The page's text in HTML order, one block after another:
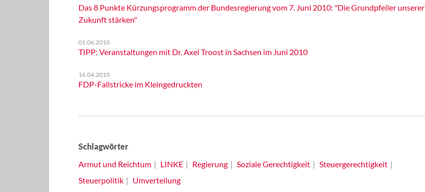
Das 8 Punkte Kürzungsprogramm der Bundesregierung vom 7. Juni 2010: "Die Grundpfeiler unserer
Zukunft stärken"
01.06.2010
TIPP: Veranstaltungen mit Dr. Axel Troost in Sachsen im Juni 2010
16.04.2010
FDP-Fallstricke im Kleingedruckten
Schlagwörter
Armut und Reichtum
LINKE Regierung Soziale Gerechtigkeit
Steuergerechtigkeit
Steuerpolitik
Umverteilung